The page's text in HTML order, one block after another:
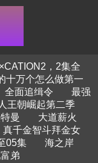
，2集全
十万个怎么做第一
全面追缉令
最强
王朝崛起第二季
曼
大道薪火
真千金智斗拜金女
05集
海之岸
弟